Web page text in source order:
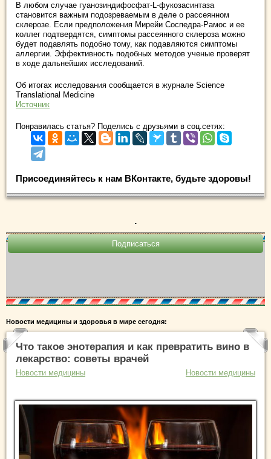
В любом случае гуанозиндифосфат-L-фукозасинтаза
становится важным подозреваемым в деле о рассеянном
склерозе. Если предположения Мирейи Соспедра-Рамос и ее
коллег подтвердятся, симптомы рассеянного склероза можно
будет подавлять подобно тому, как подавляются симптомы
аллергии. Эффективность подобных методов ученые проверят
в ходе дальнейших исследований.
Об итогах исследования сообщается в журнале Science
Translational Medicine
Источник
Понравилась статья? Поделись с друзьями в соц.сетях:
Присоединяйтесь к нам ВКонтакте, будьте здоровы!
.
Новости медицины и здоровья в мире сегодня:
Что такое энотерапия и как превратить вино в
лекарство: советы врачей
Новости медицины Новости медицины